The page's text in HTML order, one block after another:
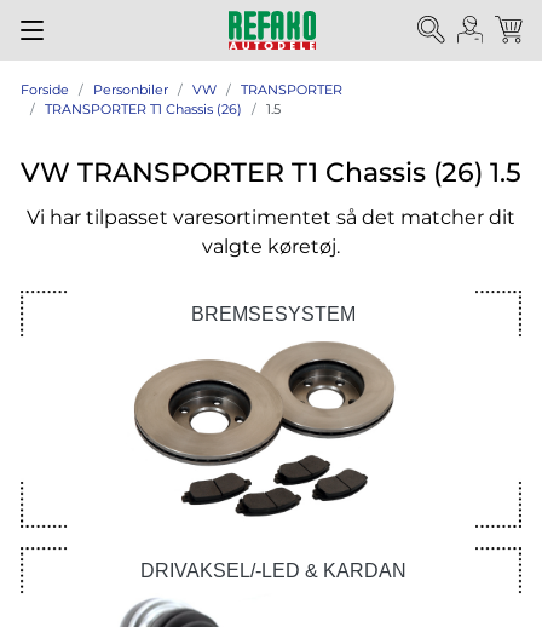
Forside Personbiler VW
TRANSPORTER
TRANSPORTER T1 Chassis (26)
1.5
VW TRANSPORTER T1 Chassis (26) 1.5
Vi har tilpasset varesortimentet så det matcher dit
valgte køretøj.
BREMSESYSTEM
DRIVAKSEL/-LED & KARDAN